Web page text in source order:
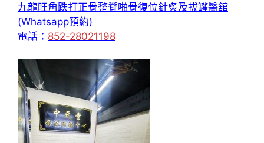
九龍旺角跌打正骨整脊啪骨復位針炙及拔罐醫舘
(Whatsapp預約)
電話： 852-28021198